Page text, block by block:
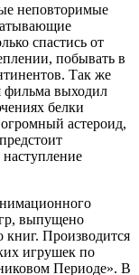
неповторимые
спастись от
побывать в
Так же
фильма выходил
белки
астероид,
выпущено
книг. Производится
игрушек по
Периоде». В